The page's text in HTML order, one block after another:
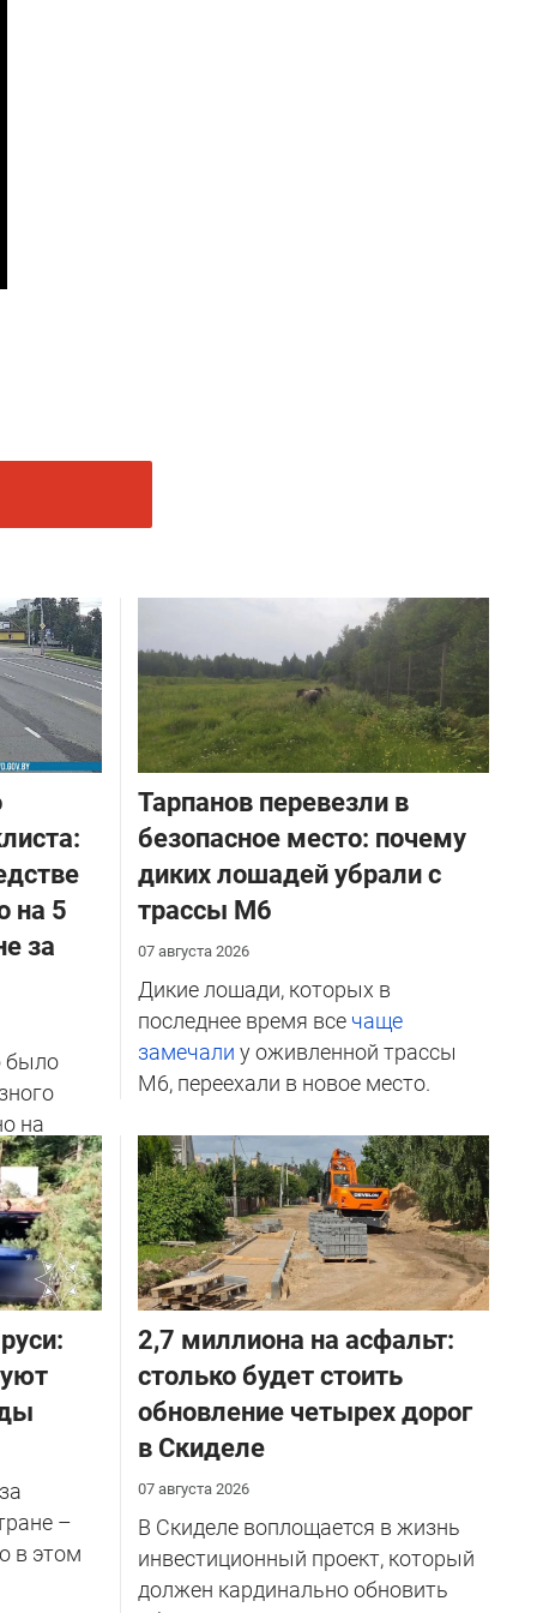
на 5
за
было
на
Тарпанов перевезли в
безопасное место: почему
диких лошадей убрали с
трассы М6
07 августа 2026
Дикие лошади, которых в
последнее время все чаще
замечали у оживленной трассы
М6, переехали в новое место.
–
в этом
2,7 миллиона на асфальт:
столько будет стоить
обновление четырех дорог
в Скиделе
07 августа 2026
В Скиделе воплощается в жизнь
инвестиционный проект, который
должен кардинально обновить